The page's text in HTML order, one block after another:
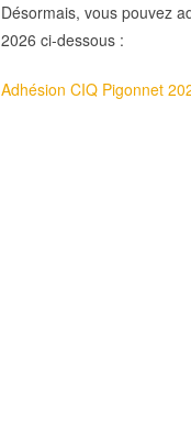
Désormais, vous pouvez
2026 ci-dessous :
Adhésion CIQ Pigonnet